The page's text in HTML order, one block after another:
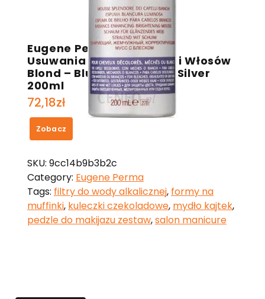
Eugene Perma Pianka Do
Usuwania Żółtych Odcieni Włosów
Blond – Blush Care Foam Silver
200ml
72,18zł
Zobacz
SKU: 9cc14b9b3b2c
Category: Eugene Perma
Tags: filtry do wody alkalicznej, formy na
muffinki, kuleczki czekoladowe, mydło kajtek,
pedzle do makijazu zestaw,salon manicure